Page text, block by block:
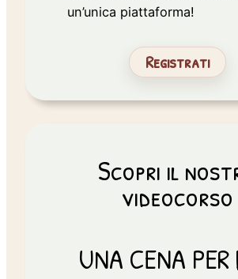
un’unica piattaforma!
Registrati
Scopri il
videocorso
UNA CENA PER